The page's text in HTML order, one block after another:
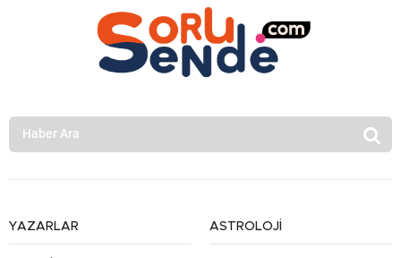
YAZARLAR ASTROLOJİ